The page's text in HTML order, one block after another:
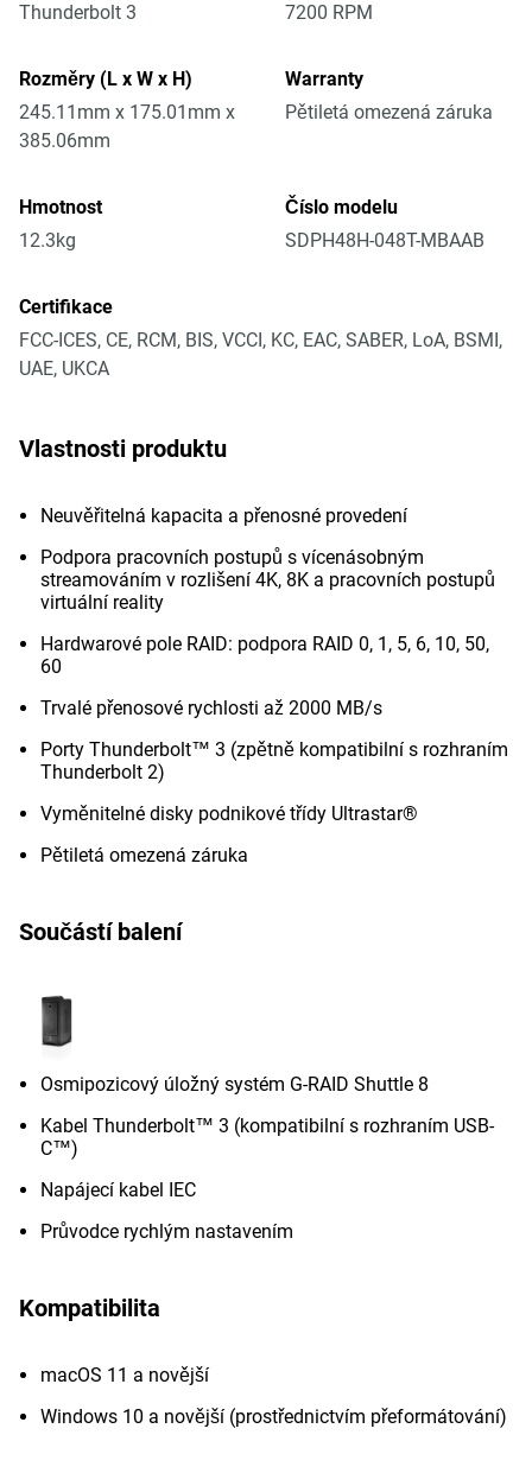
Thunderbolt 3
7200 RPM
Rozměry (L x W x H)
245.11mm x 175.01mm x
385.06mm
Warranty
Pětiletá omezená záruka
Hmotnost
12.3kg
Číslo modelu
SDPH48H-048T-MBAAB
Certifikace
FCC-ICES, CE, RCM, BIS, VCCI, KC, EAC, SABER, LoA, BSMI,
UAE, UKCA
Vlastnosti produktu
Neuvěřitelná kapacita a přenosné provedení
Podpora pracovních postupů s vícenásobným
streamováním v rozlišení 4K, 8K a pracovních postupů
virtuální reality
Hardwarové pole RAID: podpora RAID 0, 1, 5, 6, 10, 50,
60
Trvalé přenosové rychlosti až 2000 MB/s
Porty Thunderbolt™ 3 (zpětně kompatibilní s rozhraním
Thunderbolt 2)
Vyměnitelné disky podnikové třídy Ultrastar®
Pětiletá omezená záruka
Součástí balení
Osmipozicový úložný systém G-RAID Shuttle 8
Kabel Thunderbolt™ 3 (kompatibilní s rozhraním USB-
C™)
Napájecí kabel IEC
Průvodce rychlým nastavením
Kompatibilita
macOS 11 a novější
Windows 10 a novější (prostřednictvím přeformátování)